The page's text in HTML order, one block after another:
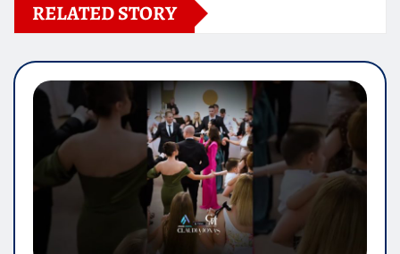
RELATED STORY